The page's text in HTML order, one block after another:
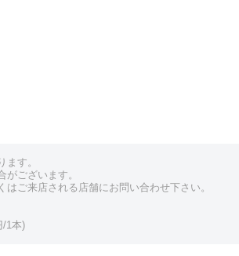
す。
ございます。
ご来店される店舗にお問い合わせ下さい。
/1本)